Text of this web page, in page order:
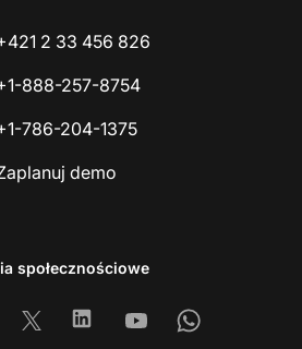
2 33 456 826
888-257-8754
786-204-1375
demo
społecznościowe
X LinkedinYoutubeWhatsapp